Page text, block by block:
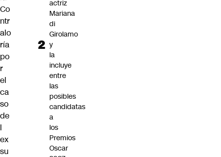
Co
ntr
alo
ría
po
r
el
ca
so
de
l
ex
su
actriz
Mariana
di
Girolamo
y
la
incluye
entre
las
posibles
candidatas
a
los
Premios
Oscar